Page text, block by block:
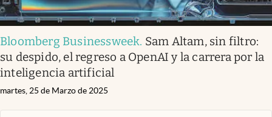
Bloomberg Businessweek. Sam Altam, sin filtro:
su despido, el regreso a OpenAI y la carrera por la
inteligencia artificial
martes, 25 de Marzo de 2025